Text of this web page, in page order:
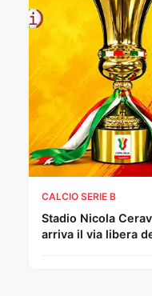
CALCIO SERIE B
Stadio Nicola
arriva il via libera